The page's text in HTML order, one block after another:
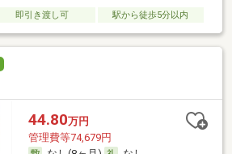
即引き渡し可 駅から徒歩5分以内
44.80万円
管理費等74,679円